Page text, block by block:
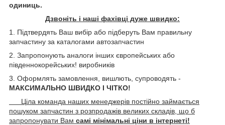
одиниць.
Дзвоніть і наші фахівці дуже швидко:
1. Підтвердять Ваш вибір або підберуть Вам правильну
запчастину за каталогами автозапчастин
2. Запропонують аналоги інших європейських або
південнокорейських! виробників
3. Оформлять замовлення, вишлють, супроводять -
МАКСИМАЛЬНО ШВИДКО І ЧІТКО!
Ціла команда наших менеджерів постійно займається
пошуком запчастин з розпродажів великих складів, що б
запропонувати Вам самі мінімальні ціни в інтернеті!